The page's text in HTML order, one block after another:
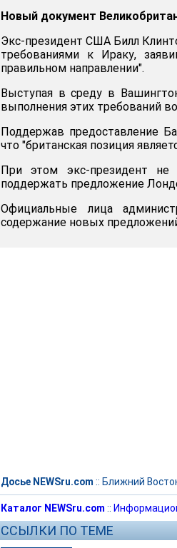
Новый документ
Экс-президент США Билл
требованиями к Ираку,
правильном направлении".
Выступая в среду в
выполнения этих требований
Поддержав предоставление
что "британская позиция
При этом экс-президент
поддержать предложение
Официальные лица
содержание новых
Досье NEWSru.com :: Ближний
Каталог NEWSru.com ::
ССЫЛКИ ПО ТЕМЕ